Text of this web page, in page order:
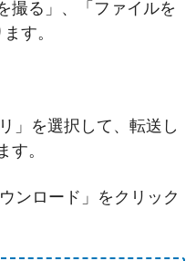
撮る」、「ファイルを
す。
」を選択して、転送し
す。
ンロード」をクリック